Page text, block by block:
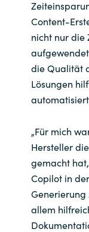
Content-
nicht nur die
die Qualität
Lösungen
„Für mich
Hersteller
gemacht
Copilot in
Generierung
allem